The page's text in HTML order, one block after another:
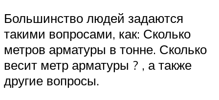
Большинство людей задаются
такими вопросами, как: Сколько
метров арматуры в тонне. Сколько
весит метр арматуры ? , а также
другие вопросы.